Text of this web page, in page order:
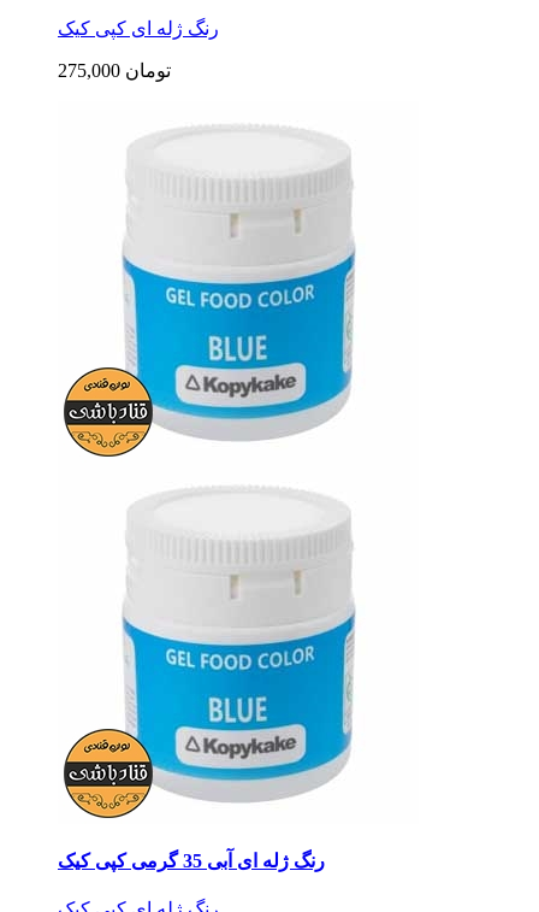
رنگ ژله ای کپی کیک
275,000 تومان
رنگ ژله ای آبی 35 گرمی کپی کیک